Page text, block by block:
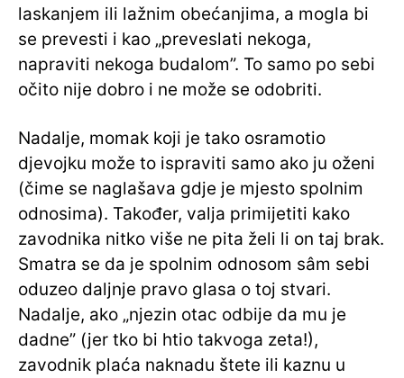
laskanjem ili lažnim obećanjima, a mogla bi
se prevesti i kao „preveslati nekoga,
napraviti nekoga budalom”. To samo po sebi
očito nije dobro i ne može se odobriti.
Nadalje, momak koji je tako osramotio
djevojku može to ispraviti samo ako ju oženi
(čime se naglašava gdje je mjesto spolnim
odnosima). Također, valja primijetiti kako
zavodnika nitko više ne pita želi li on taj brak.
Smatra se da je spolnim odnosom sâm sebi
oduzeo daljnje pravo glasa o toj stvari.
Nadalje, ako „njezin otac odbije da mu je
dadne” (jer tko bi htio takvoga zeta!),
zavodnik plaća naknadu štete ili kaznu u